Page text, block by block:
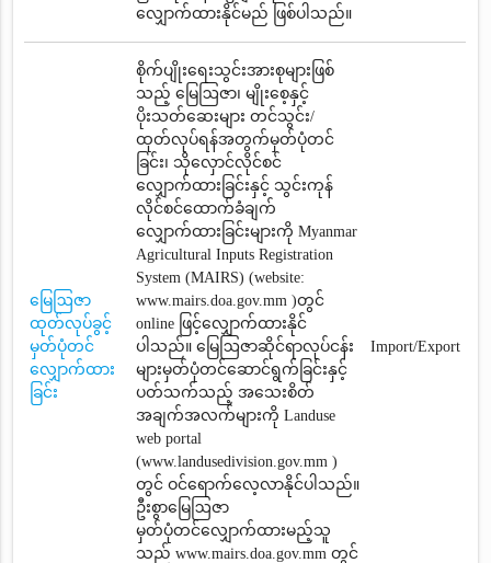
လျှောက်ထားနိုင်မည် ဖြစ်ပါသည်။
မြေဩဇာ
ထုတ်လုပ်ခွင့်
မှတ်ပုံတင်
လျှောက်ထား
ခြင်း
စိုက်ပျိုးရေးသွင်းအားစုများဖြစ်
သည့် မြေဩဇာ၊ မျိုးစေ့နှင့်
ပိုးသတ်ဆေးများ တင်သွင်း/
ထုတ်လုပ်ရန်အတွက်မှတ်ပုံတင်
ခြင်း၊ သိုလှောင်လိုင်စင်
လျှောက်ထားခြင်းနှင့် သွင်းကုန်
လိုင်စင်ထောက်ခံချက်‌
လျှောက်ထားခြင်းများကို Myanmar
Agricultural Inputs Registration
System (MAIRS) (website:
www.mairs.doa.gov.mm )တွင်
online ဖြင့်လျှောက်ထားနိုင်
ပါသည်။ မြေဩဇာဆိုင်ရာလုပ်ငန်း
များမှတ်ပုံတင်ဆောင်ရွက်ခြင်းနှင့်
ပတ်သက်သည့် အသေးစိတ်
အချက်အလက်များကို Landuse
web portal
(www.landusedivision.gov.mm )
တွင် ဝင်ရောက်လေ့လာနိုင်ပါသည်။
ဦးစွာမြေဩဇာ
မှတ်ပုံတင်‌လျှောက်ထားမည့်သူ
သည် www.mairs.doa.gov.mm တွင်
Import/Export